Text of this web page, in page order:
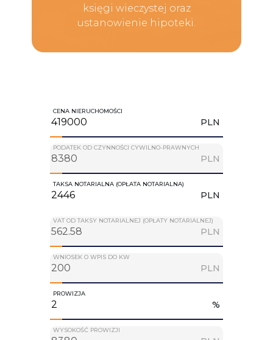
księgi wieczystej oraz
ustanowienie hipoteki.
CENA NIERUCHOMOŚCI
PLN
PODATEK OD CZYNNOŚCI CYWILNO-PRAWNYCH
PLN
TAKSA NOTARIALNA (OPŁATA NOTARIALNA)
PLN
VAT OD TAKSY NOTARIALNEJ (OPŁATY NOTARIALNEJ)
PLN
WNIOSEK O WPIS DO KW
PLN
PROWIZJA
%
WYSOKOŚĆ PROWIZJI